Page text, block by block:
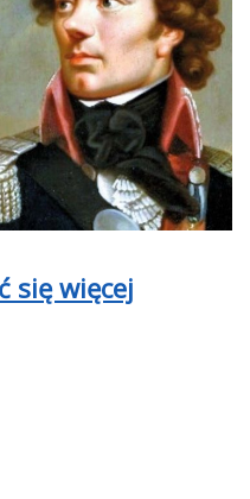
się więcej